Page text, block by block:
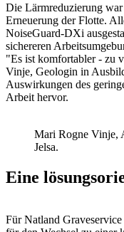
Die Lärmreduzierung
Erneuerung der Flotte.
NoiseGuard-DXi
sichereren
"Es ist komfortabler - zu
Vinje, Geologin in
Auswirkungen des
Arbeit hervor.
Mari Rogne Vinje,
Jelsa.
Eine
Für Natland